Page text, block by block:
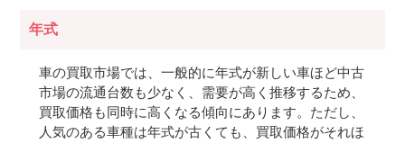
年式
車の買取市場では、一般的に年式が新しい車ほど中古
市場の流通台数も少なく、需要が高く推移するため、
買取価格も同時に高くなる傾向にあります。ただし、
人気のある車種は年式が古くても、買取価格がそれほ